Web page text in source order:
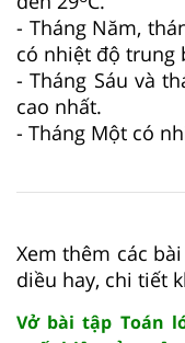
- Tháng Năm,
có nhiệt độ trung
- Tháng Sáu và
cao nhất.
- Tháng Một có
Xem thêm các
diều hay, chi tiết
Vở bài tập Toán